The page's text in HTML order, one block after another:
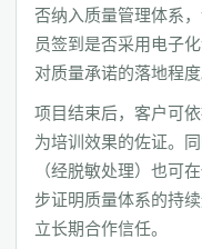
否纳入质量管理体系
员签到是否采用电子
对质量承诺的落地程度
项目结束后，客户可
为培训效果的佐证。
（经脱敏处理）也可
步证明质量体系的持
立长期合作信任。